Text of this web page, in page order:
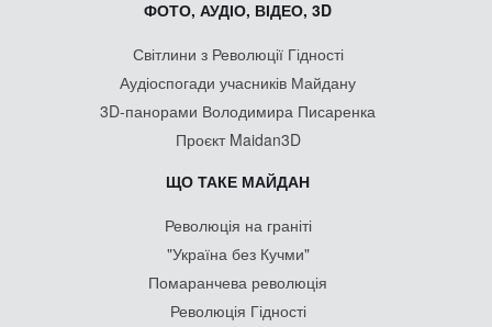
ФОТО, АУДІО, ВІДЕО, 3D
Світлини з Революції Гідності
Аудіоспогади учасників Майдану
3D-панорами Володимира Писаренка
Проєкт Maidan3D
ЩО ТАКЕ МАЙДАН
Революція на граніті
"Україна без Кучми"
Помаранчева революція
Революція Гідності